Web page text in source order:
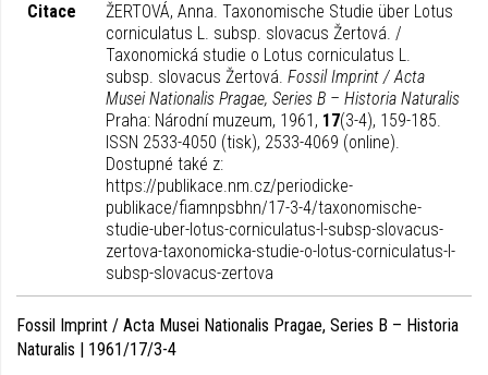
Citace
ŽERTOVÁ, Anna. Taxonomische Studie über Lotus
corniculatus L. subsp. slovacus Žertová. /
Taxonomická studie o Lotus corniculatus L.
subsp. slovacus Žertová. Fossil Imprint / Acta
Musei Nationalis Pragae, Series B – Historia Naturalis
Praha: Národní muzeum, 1961, 17(3-4), 159-185.
ISSN 2533-4050 (tisk), 2533-4069 (online).
Dostupné také z:
https://publikace.nm.cz/periodicke-
publikace/fiamnpsbhn/17-3-4/taxonomische-
studie-uber-lotus-corniculatus-l-subsp-slovacus-
zertova-taxonomicka-studie-o-lotus-corniculatus-l-
subsp-slovacus-zertova
Fossil Imprint / Acta Musei Nationalis Pragae, Series B – Historia
Naturalis | 1961/17/3-4